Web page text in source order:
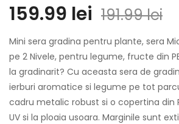
191.99lei
a
159.99 lei
Mini sera gradina pentru plante, sera
pe 2 Nivele, pentru legume, fructe din
la gradinarit? Cu aceasta sera de
ierburi aromatice si legume pe tot
cadru metalic robust si o copertina din
UV si la ploaia usoara. Marginile sunt